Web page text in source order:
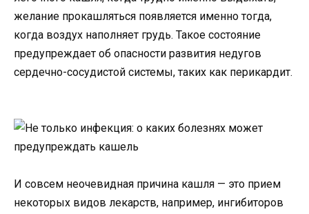
желание прокашляться появляется именно тогда,
когда воздух наполняет грудь. Такое состояние
предупреждает об опасности развития недугов
сердечно-сосудистой системы, таких как перикардит.
И совсем неочевидная причина кашля — это прием
некоторых видов лекарств, например, ингибиторов